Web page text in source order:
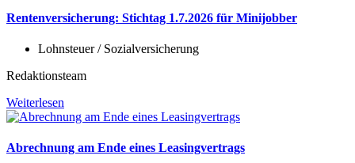
Rentenversicherung: Stichtag 1.7.2026 für Minijobber
Lohnsteuer / Sozialversicherung
Redaktionsteam
Weiterlesen
Abrechnung am Ende eines Leasingvertrags